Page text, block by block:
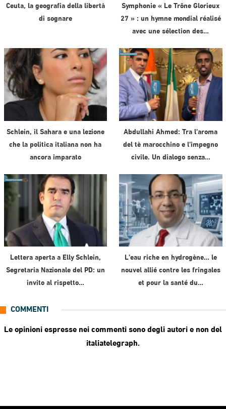
Ceuta, la geografia della libertà
di sognare
Symphonie « Le Trône Glorieux
27 » : un hymne mondial réalisé
avec une sélection des…
Schlein, il Sahara e una lezione
che la politica italiana non ha
ancora imparato
Abdullahi Ahmed: Tra l’aroma
del tè marocchino e l’impegno
civile. Un dialogo senza…
Lettera aperta a Elly Schlein,
Segretaria Nazionale del PD: un
invito al rispetto…
L’eau riche en hydrogène… le
nouvel allié contre les fringales
et pour la santé du…
COMMENTI
Le opinioni espresse nei commenti sono degli autori e non del
italiatelegraph.